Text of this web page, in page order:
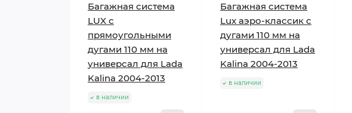
Багажная система
LUX с
прямоугольными
дугами 110 мм на
универсал для Lada
Kalina 2004-2013
в наличии
Багажная система
Lux аэро-классик с
дугами 110 мм на
универсал для Lada
Kalina 2004-2013
в наличии